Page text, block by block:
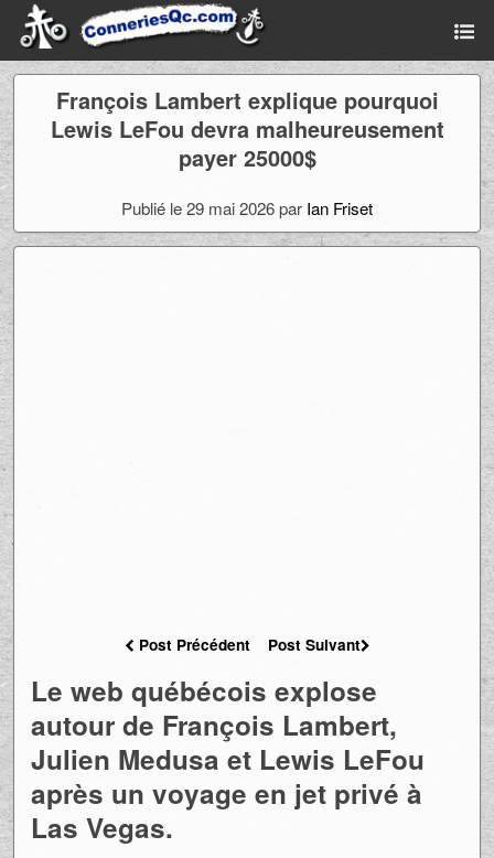
François Lambert explique pourquoi
Lewis LeFou devra malheureusement
payer 25000$
Publié le 29 mai 2026 par Ian Friset
Post Précédent Post Suivant
Le web québécois explose
autour de François Lambert,
Julien Medusa et Lewis LeFou
après un voyage en jet privé à
Las Vegas.